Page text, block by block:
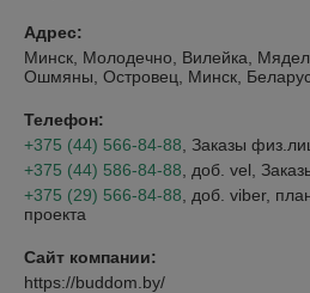
Адрес:
Минск, Молодечно, Вилейка,
Ошмяны, Островец, Минск,
Телефон:
+375 (44) 566-84-88 , Заказы
+375 (44) 586-84-88 , доб. vel ,
+375 (29) 566-84-88 , доб. viber,
проекта
Сайт компании:
https://buddom.by/